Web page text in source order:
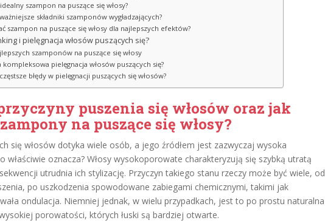
szampon na puszące się włosy?
składniki szamponów wygładzających?
szampon na puszące się włosy dla najlepszych efektów?
i pielęgnacja włosów puszących się?
szamponów na puszące się włosy
kompleksowa pielęgnacja włosów puszących się?
błędy w pielęgnacji puszących się włosów?
puszenia się włosów oraz jak
na puszące się włosy?
się włosów dotyka wiele osób, a jego źródłem jest zazwyczaj wysoka
właściwie oznacza? Włosy wysokoporowate charakteryzują się szybką utratą
utrudnia ich stylizację. Przyczyn takiego stanu rzeczy może być wiele, od
po uszkodzenia spowodowane zabiegami chemicznymi, takimi jak
ondulacja. Niemniej jednak, w wielu przypadkach, jest to po prostu naturalna
porowatości, których łuski są bardziej otwarte.